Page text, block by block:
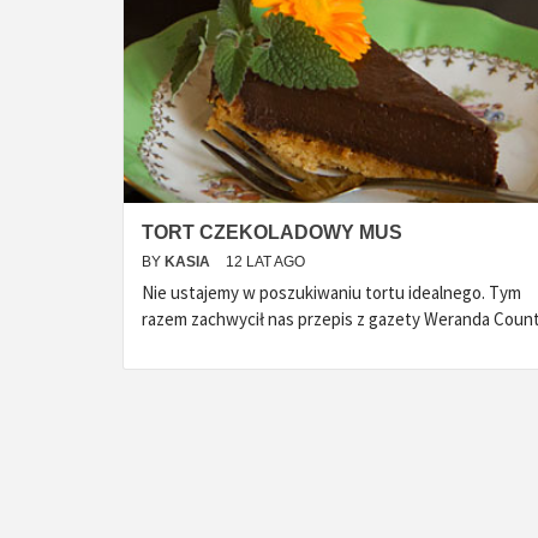
TORT CZEKOLADOWY MUS
BY KASIA 12 LAT AGO
Nie ustajemy w poszukiwaniu tortu idealnego. Tym
razem zachwycił nas przepis z gazety Weranda